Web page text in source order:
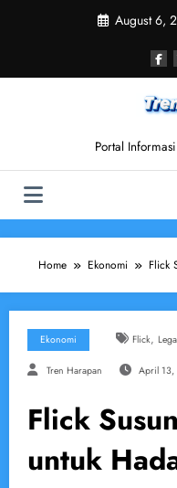
August 6,
Portal
Home Ekonomi Flick
Ekonomi Flick,
Tren Harapan April 13,
Flick
untuk